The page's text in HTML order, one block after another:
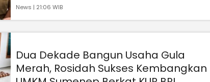
News | 21:06 WIB
Dua Dekade Bangun Usaha Gula
Merah, Rosidah Sukses Kembangkan